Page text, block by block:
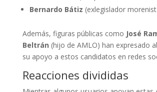
Bernardo Bátiz (exlegislador
Además, figuras públicas como José
Beltrán (hijo de AMLO) han expresado
su apoyo a estos candidatos en redes
Reacciones divididas